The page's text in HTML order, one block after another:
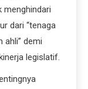
menghindari
dari “tenaga
ahli” demi
legislatif.